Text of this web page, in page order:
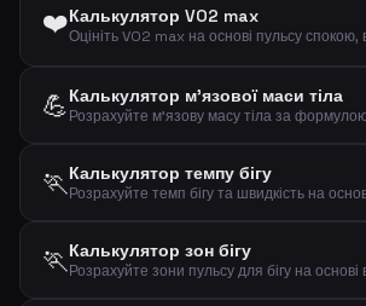
❤️Калькулятор VO2 max
💪Калькулятор м'язової маси тіла
🏃Калькулятор темпу бігу
Розрахуйте темп бігу та швидкість на
🏃Калькулятор зон бігу